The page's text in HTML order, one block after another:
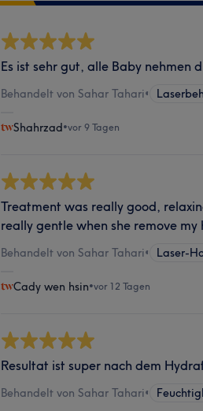
Es ist sehr gut, alle Baby nehmen
Behandelt von Sahar Tahari•
Shahrzad•vor 9 Tagen
Treatment was really good,
really gentle when she remove
Behandelt von Sahar Tahari• Laser-
Cady wen hsin•vor 12 Tagen
Resultat ist super nach dem
Behandelt von Sahar Tahari•